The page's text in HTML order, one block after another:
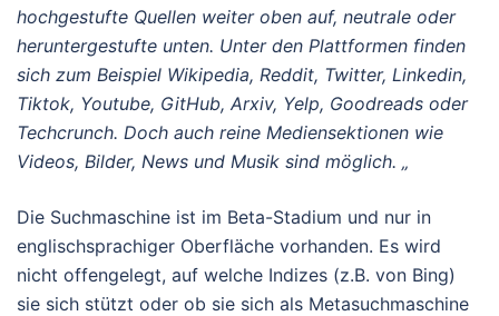
hochgestufte Quellen weiter oben auf, neutrale oder
heruntergestufte unten. Unter den Plattformen finden
sich zum Beispiel Wikipedia, Reddit, Twitter, Linkedin,
Tiktok, Youtube, GitHub, Arxiv, Yelp, Goodreads oder
Techcrunch. Doch auch reine Mediensektionen wie
Videos, Bilder, News und Musik sind möglich. „
Die Suchmaschine ist im Beta-Stadium und nur in
englischsprachiger Oberfläche vorhanden. Es wird
nicht offengelegt, auf welche Indizes (z.B. von Bing)
sie sich stützt oder ob sie sich als Metasuchmaschine